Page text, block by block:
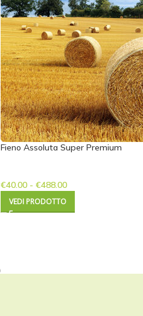
Fieno Assoluta Super Premium
€40.00 - €488.00
VEDI PRODOTTO